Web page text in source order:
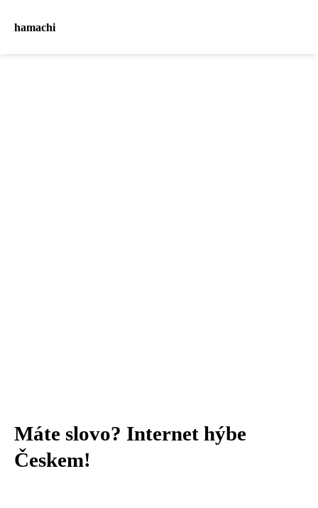
hamachi
Máte slovo? Internet hýbe
Českem!